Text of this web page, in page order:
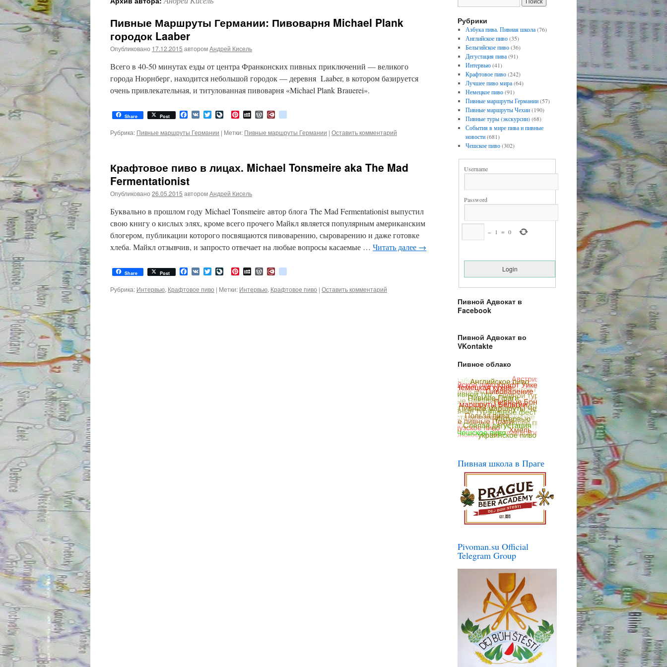
Пивные Маршруты Германии: Пивоварня Michael Plank
городок Laaber
Опубликовано 17.12.2015 авторомАндрей Кисель
Всего в 40-50 минутах езды от центра Франконских пивных приключений — великого
города Нюрнберг, находится небольшой городок — деревня Laaber, в котором базируется
очень привлекательная, и титулованная пивоварня «Michael Plank Brauerei».
Share Post Facebook
VK TwitterLiveJournal
PinterestMySpaceWordPress
Diary.Ru
Рубрика: Пивные маршруты Германии | Метки: Пивные маршруты Германии | Оставить комментарий
Крафтовое пиво в лицах. Michael Tonsmeire aka The Mad
Fermentationist
Опубликовано 26.05.2015 авторомАндрей Кисель
Буквально в прошлом году Michael Tonsmeire автор блога The Mad Fermentationist выпустил
свою книгу о кислых элях, кроме всего прочего Майкл является популярным американским
блогером, публикации которого посвящаются пивоварению, сыроварению и даже готовке
хлеба. Майкл отзывчив, и запросто отвечает на любые вопросы касаемые … Читать далее →
Share Post Facebook
VK TwitterLiveJournal
PinterestMySpaceWordPress
Diary.Ru
Рубрика: Интервью, Крафтовое пиво | Метки: Интервью, Крафтовое пиво | Оставить комментарий
Рубрики
Азбука пива. Пивная школа(76)
Английское пиво(35)
Бельгийское пиво(36)
Дегустация пива(91)
Интервью(41)
Крафтовое пиво(242)
Лучшее пиво мира(64)
Немецкое пиво(91)
Пивные маршруты Германии(57)
Пивные маршруты Чехии(190)
Пивные туры (экскурсии)(68)
События в мире пива и пивные
новости(681)
Чешское пиво(302)
Username
Password
− 1 = 0
Пивной Адвокат в
Facebook
Пивной Адвокат во
VKontakte
Пивное облако
Пивная школа в Праге
Pivoman.su Official
Telegram Group